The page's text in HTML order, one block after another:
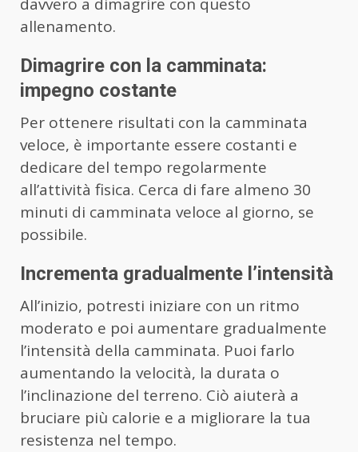
allenamento.
Dimagrire con la camminata:
impegno costante
Per ottenere risultati con la camminata
veloce, è importante essere costanti e
dedicare del tempo regolarmente
all’attività fisica. Cerca di fare almeno 30
minuti di camminata veloce al giorno, se
possibile.
Incrementa gradualmente l’intensità
All’inizio, potresti iniziare con un ritmo
moderato e poi aumentare gradualmente
l’intensità della camminata. Puoi farlo
aumentando la velocità, la durata o
l’inclinazione del terreno. Ciò aiuterà a
bruciare più calorie e a migliorare la tua
resistenza nel tempo.